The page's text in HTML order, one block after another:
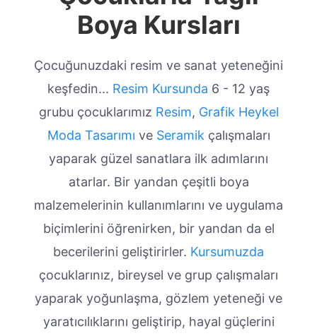
Boya Kursları
Çocuğunuzdaki resim ve sanat yeteneğini
keşfedin... Resim Kursunda 6 - 12 yaş
grubu çocuklarımız Resim, Grafik Heykel
Moda Tasarımı veSeramik çalışmaları
yaparak güzel sanatlara ilk adımlarını
atarlar. Bir yandan çeşitli boya
malzemelerinin kullanımlarını ve uygulama
biçimlerini öğrenirken, bir yandan da el
becerilerini geliştirirler. Kursumuzda
çocuklarınız, bireysel ve grup çalışmaları
yaparak yoğunlaşma, gözlem yeteneği ve
yaratıcılıklarını geliştirip, hayal güçlerini